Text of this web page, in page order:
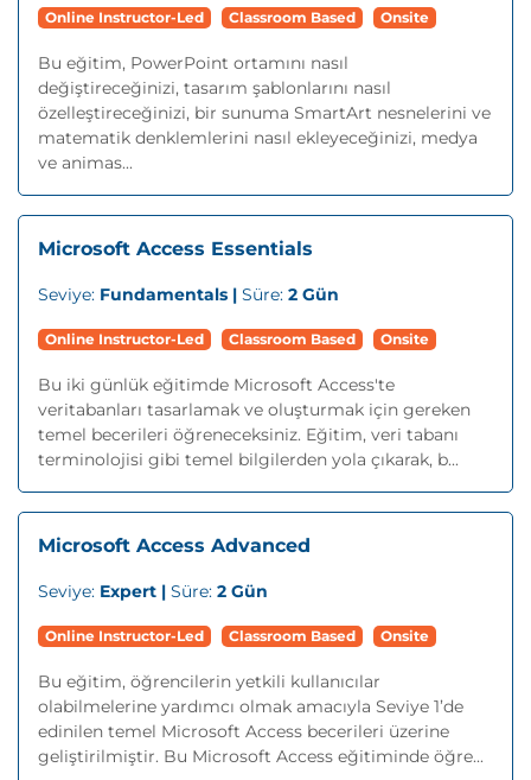
Online Instructor-Led Classroom Based Onsite
Bu eğitim, PowerPoint ortamını nasıl
değiştireceğinizi, tasarım şablonlarını nasıl
özelleştireceğinizi, bir sunuma SmartArt nesnelerini ve
matematik denklemlerini nasıl ekleyeceğinizi, medya
ve animas...
Microsoft Access Essentials
Seviye: Fundamentals | Süre: 2 Gün
Online Instructor-Led Classroom Based Onsite
Bu iki günlük eğitimde Microsoft Access'te
veritabanları tasarlamak ve oluşturmak için gereken
temel becerileri öğreneceksiniz. Eğitim, veri tabanı
terminolojisi gibi temel bilgilerden yola çıkarak, b...
Microsoft Access Advanced
Seviye: Expert | Süre: 2 Gün
Online Instructor-Led Classroom Based Onsite
Bu eğitim, öğrencilerin yetkili kullanıcılar
olabilmelerine yardımcı olmak amacıyla Seviye 1’de
edinilen temel Microsoft Access becerileri üzerine
geliştirilmiştir. Bu Microsoft Access eğitiminde öğre...